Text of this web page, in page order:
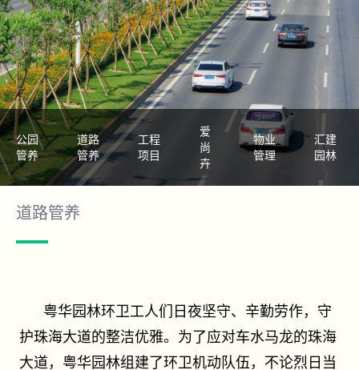
公园
管养
道路
管养
工程
项目
爱
尚
卉
物业
管理
汇建
园林
道路管养
粤华园林环卫工人们日夜坚守、辛勤劳作，守
护珠海大道的整洁优雅。为了应对⻋水⻢⻰的珠海
大道，粤华园林组建了环卫机动队伍，不论烈日当